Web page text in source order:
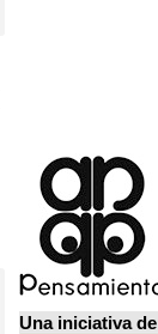
Una iniciativa de